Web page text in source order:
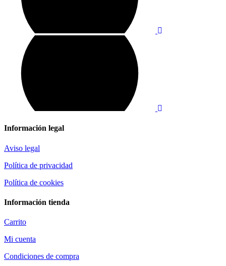
Información legal
Aviso legal
Política de privacidad
Política de cookies
Información tienda
Carrito
Mi cuenta
Condiciones de compra